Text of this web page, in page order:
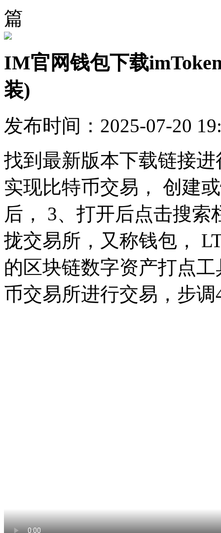
IM官网钱包下载
装)
发布时间：2025-07-20
找到最新版本下载链接
实现比特币交易， 创建
后， 3、打开后点击搜索
拢交易所，又称钱包，
的区块链数字资产打点
币交易所进行交易，步